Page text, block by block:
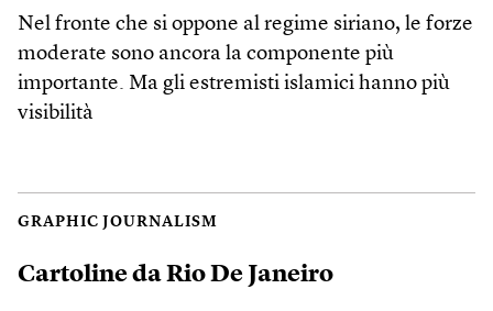
Nel fronte che si oppone al regime siriano, le forze
moderate sono ancora la componente più
importante. Ma gli estremisti islamici hanno più
visibilità
GRAPHIC JOURNALISM
Cartoline da Rio De Janeiro